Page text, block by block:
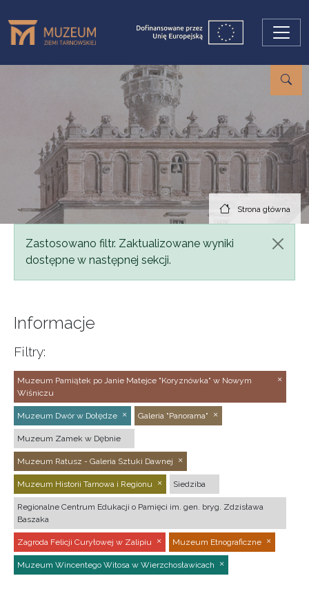
Strona główna
Komunikat
Zastosowano filtr. Zaktualizowane wyniki
dostępne w następnej sekcji.
Informacje
Filtry:
Muzeum Pamiątek po Janie Matejce "Koryznówka" w Nowym
Wiśniczu
Muzeum Dwór w Dołędze Galeria "Panorama"
Muzeum Zamek w Dębnie
Muzeum Ratusz - Galeria Sztuki Dawnej
Muzeum Historii Tarnowa i Regionu Siedziba
Regionalne Centrum Edukacji o Pamięci im. gen. bryg. Zdzisława
Baszaka
Zagroda Felicji Curyłowej w Zalipiu Muzeum Etnograficzne
Muzeum Wincentego Witosa w Wierzchosławicach